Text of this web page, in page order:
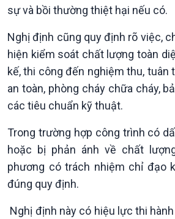
Văn hoá & Du lịch
Tin Văn hoá & Du lịch
Chát với người nổi tiếng
Ảnh
E-
sự và bồi thường thiệt hại nếu có.
Nghị định cũng quy định rõ việc,
hiện kiểm soát chất lượng toàn
kế, thi công đến nghiệm thu, tuân
an toàn, phòng cháy chữa cháy,
các tiêu chuẩn kỹ thuật.
Trong trường hợp công trình có
hoặc bị phản ánh về chất
phương có trách nhiệm chỉ đạo
đúng quy định.
Nghị định này có hiệu lực thi